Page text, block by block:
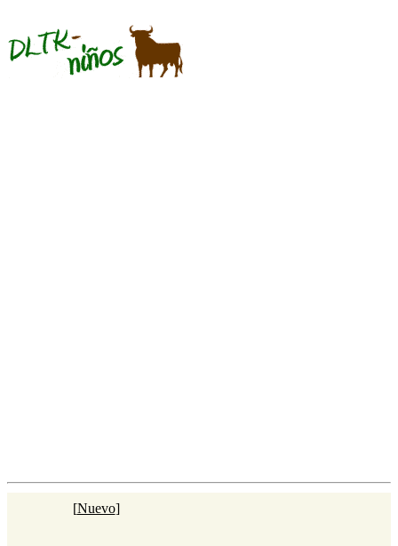
[Nuevo]